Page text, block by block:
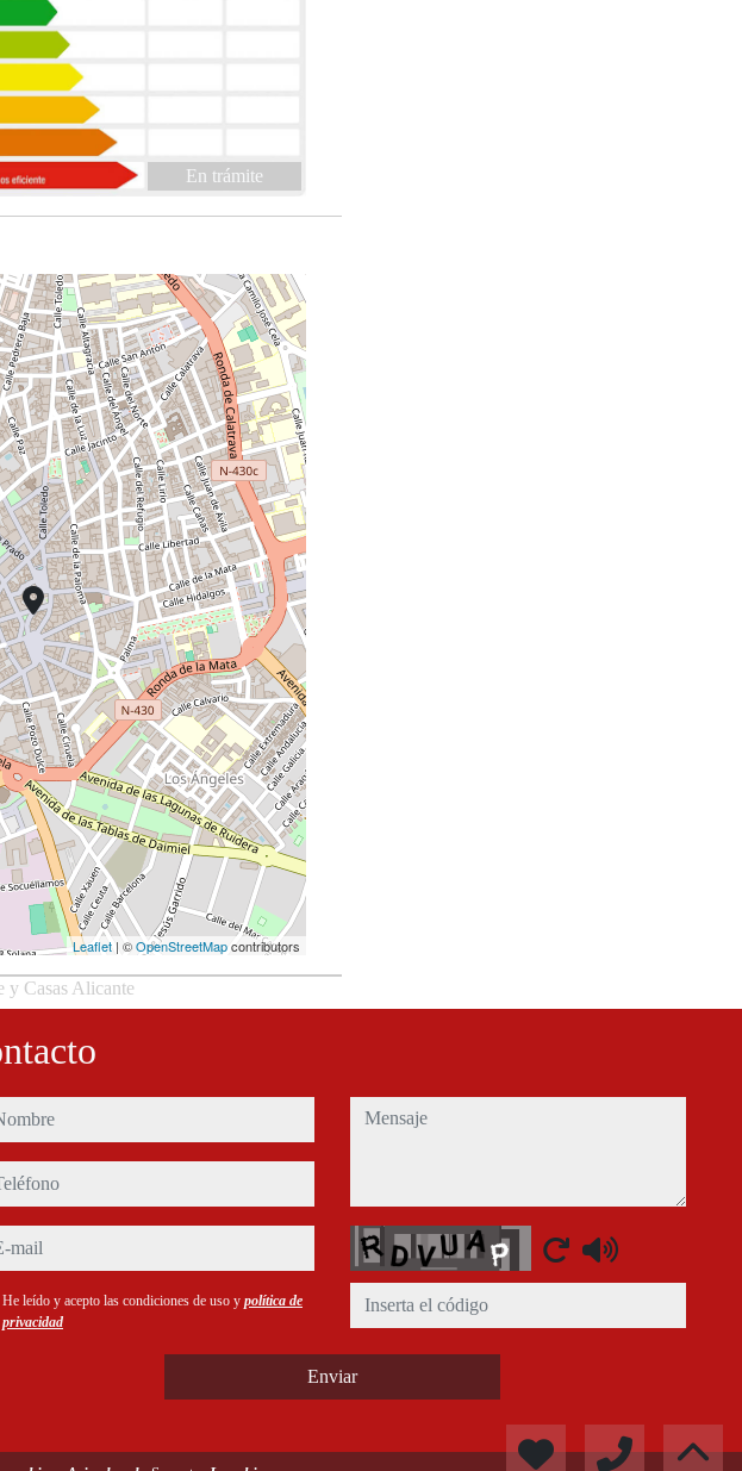
En trámite
Leaflet | ©OpenStreetMapcontributors
y Casas Alicante
He leído y acepto las condiciones de uso y política de
privacidad
mensaje
Captcha
Enviar